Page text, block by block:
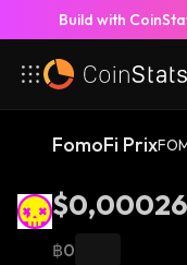
Build with
FomoFi Prix
4
฿0